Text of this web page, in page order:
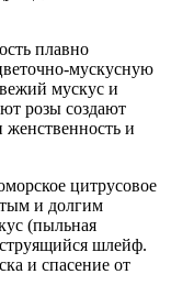
плавно
мускусную
мускус и
розы создают
и
цитрусовое
и долгим
(пыльная
шлейф.
и спасение от